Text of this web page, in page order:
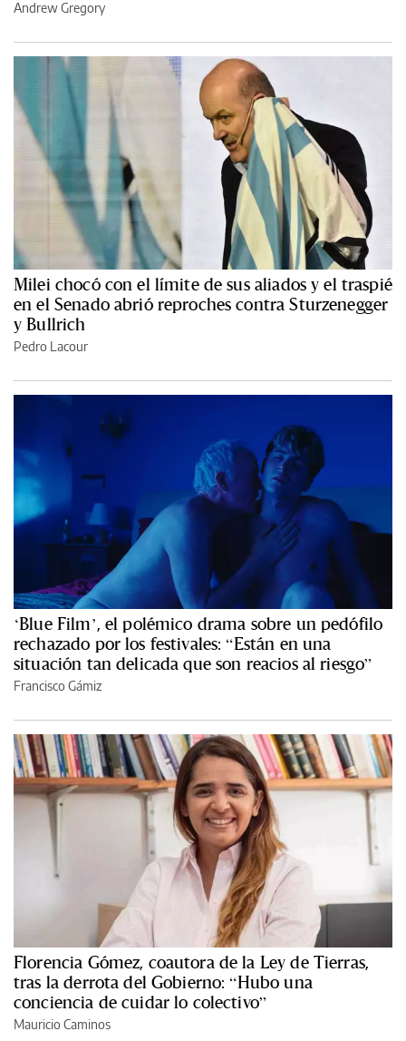
Andrew Gregory
Milei chocó con el límite de sus aliados y el traspié
en el Senado abrió reproches contra Sturzenegger
y Bullrich
Pedro Lacour
‘Blue Film’, el polémico drama sobre un pedófilo
rechazado por los festivales: “Están en una
situación tan delicada que son reacios al riesgo”
Francisco Gámiz
Florencia Gómez, coautora de la Ley de Tierras,
tras la derrota del Gobierno: “Hubo una
conciencia de cuidar lo colectivo”
Mauricio Caminos